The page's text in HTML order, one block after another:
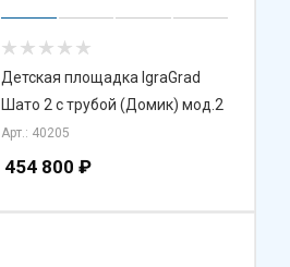
Детская площадка IgraGrad
Шато 2 с трубой (Домик) мод.2
Арт.: 40205
454 800 ₽